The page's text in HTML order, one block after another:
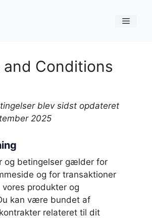
Menu
and Conditions
blev sidst opdateret
2025
og betingelser gælder for
og for transaktioner
produkter og
kan være bundet af
relateret til dit